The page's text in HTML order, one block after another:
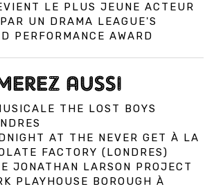
LE PLUS JEUNE ACTEUR
UN DRAMA LEAGUE'S
PERFORMANCE AWARD
AUSSI
THE LOST BOYS
AT THE NEVER GET À LA
FACTORY (LONDRES)
JONATHAN LARSON PROJECT
PLAYHOUSE BOROUGH À